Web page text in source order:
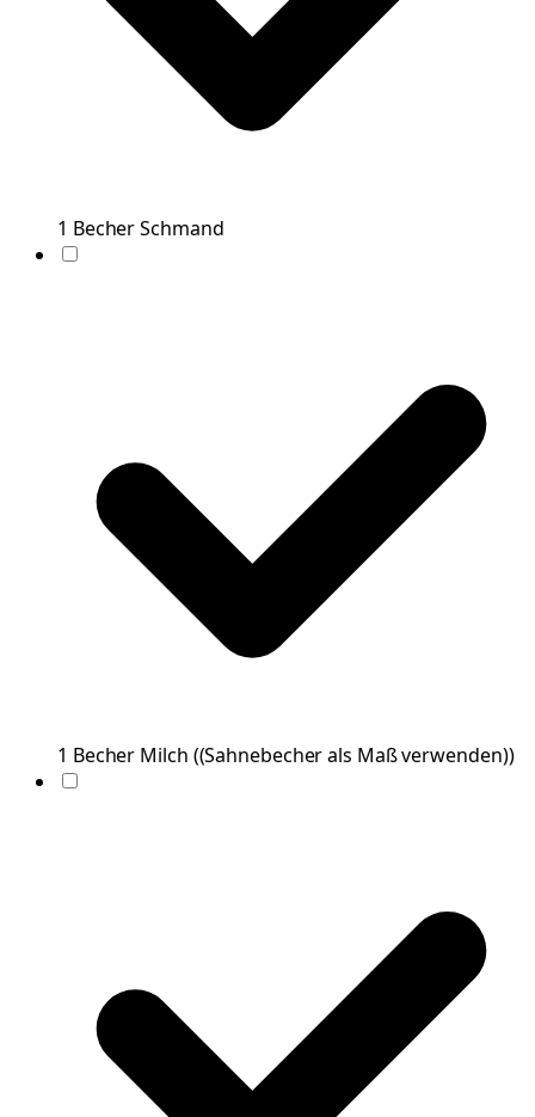
1 BecherSchmand
1 Becher Milch ((Sahnebecher als Maß verwenden))